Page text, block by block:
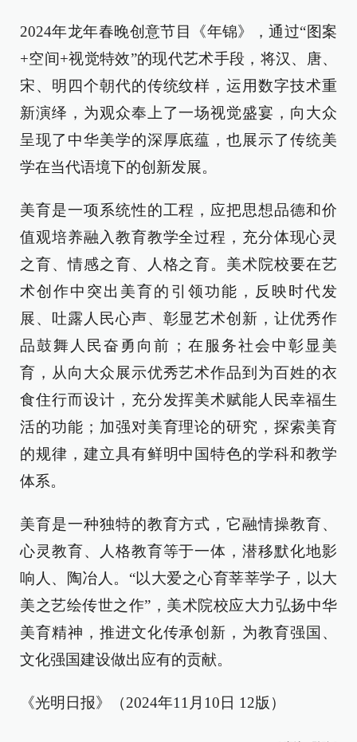
2024年龙年春晚创意节目《年锦》，通过“图案
+空间+视觉特效”的现代艺术手段，将汉、唐、
宋、明四个朝代的传统纹样，运用数字技术重
新演绎，为观众奉上了一场视觉盛宴，向大众
呈现了中华美学的深厚底蕴，也展示了传统美
学在当代语境下的创新发展。
美育是一项系统性的工程，应把思想品德和价
值观培养融入教育教学全过程，充分体现心灵
之育、情感之育、人格之育。美术院校要在艺
术创作中突出美育的引领功能，反映时代发
展、吐露人民心声、彰显艺术创新，让优秀作
品鼓舞人民奋勇向前；在服务社会中彰显美
育，从向大众展示优秀艺术作品到为百姓的衣
食住行而设计，充分发挥美术赋能人民幸福生
活的功能；加强对美育理论的研究，探索美育
的规律，建立具有鲜明中国特色的学科和教学
体系。
美育是一种独特的教育方式，它融情操教育、
心灵教育、人格教育等于一体，潜移默化地影
响人、陶冶人。“以大爱之心育莘莘学子，以大
美之艺绘传世之作”，美术院校应大力弘扬中华
美育精神，推进文化传承创新，为教育强国、
文化强国建设做出应有的贡献。
《光明日报》（2024年11月10日 12版）